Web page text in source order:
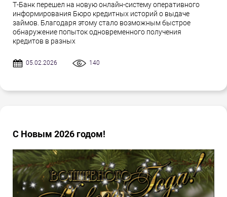
Т-Банк перешел на новую онлайн-систему оперативного
информирования Бюро кредитных историй о выдаче
займов. Благодаря этому стало возможным быстрое
обнаружение попыток одновременного получения
кредитов в разных
05.02.2026 140
С Новым 2026 годом!